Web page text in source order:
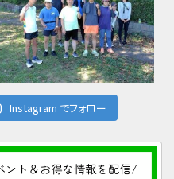
Instagram でフォロー